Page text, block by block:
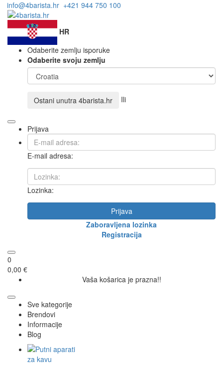
info@4barista.hr +421 944 750 100
HR
Odaberite zemlju isporuke
Odaberite svoju zemlju
Ostani unutra 4barista.hr Ili
Prijava
E-mail adresa:
Lozinka:
Prijava
Zaboravljena lozinka
Registracija
0
0,00 €
Vaša košarica je prazna!!
Sve kategorije
Brendovi
Informacije
Blog